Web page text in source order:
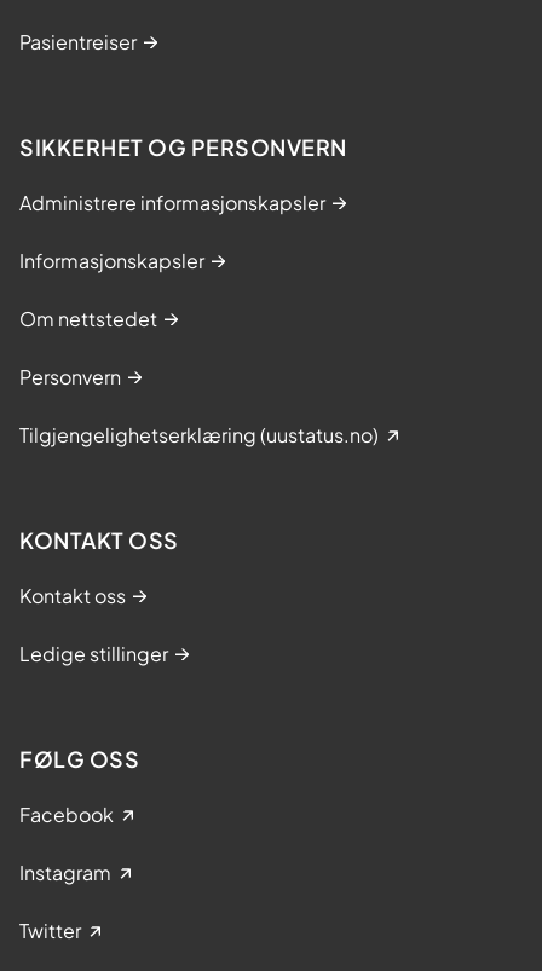
Pasientreiser
SIKKERHET OG PERSONVERN
Administrere informasjonskapsler
Informasjonskapsler
Om nettstedet
Personvern
Tilgjengelighetserklæring (uustatus.no)
KONTAKT OSS
Kontakt oss
Ledige stillinger
FØLG OSS
Facebook
Instagram
Twitter